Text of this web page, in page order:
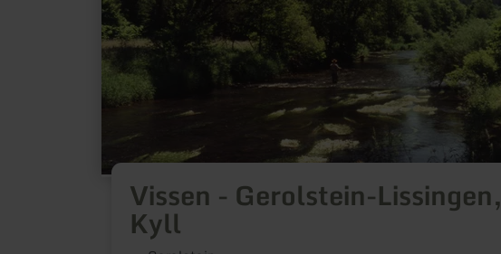
Vissen - Gerolstein-Lissingen,
Kyll